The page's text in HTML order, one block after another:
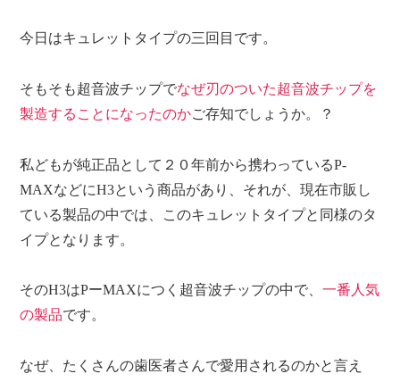
今日はキュレットタイプの三回目です。
そもそも超音波チップでなぜ刃のついた超音波チップを
製造することになったのかご存知でしょうか。？
私どもが純正品として２０年前から携わっているP-
MAXなどにH3という商品があり、それが、現在市販し
ている製品の中では、このキュレットタイプと同様のタ
イプとなります。
そのH3はPーMAXにつく超音波チップの中で、一番人気
の製品です。
なぜ、たくさんの歯医者さんで愛用されるのかと言え